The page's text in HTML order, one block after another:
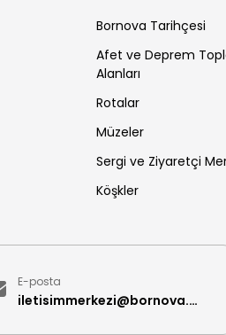
Bornova Tarihçesi
Afet ve Deprem
Alanları
Rotalar
Müzeler
Sergi ve Ziyaretçi
Köşkler
E-posta
iletisimmerkezi@bornova.bel.tr